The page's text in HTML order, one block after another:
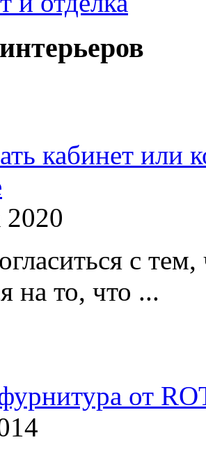
кабинет или
2020
с
на то, что ...
от